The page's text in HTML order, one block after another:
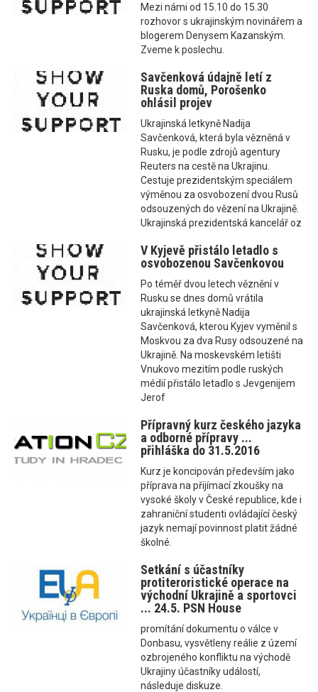
Mezi námi od 15.10 do 15.30
rozhovor s ukrajinským novinářem a
blogerem Denysem Kazanským.
Zveme k poslechu.
Savčenková údajně letí z
Ruska domů, Porošenko
ohlásil projev
Ukrajinská letkyně Nadija
Savčenková, která byla vězněná v
Rusku, je podle zdrojů agentury
Reuters na cestě na Ukrajinu.
Cestuje prezidentským speciálem
výměnou za osvobození dvou Rusů
odsouzených do vězení na Ukrajině.
Ukrajinská prezidentská kancelář oz
V Kyjevě přistálo letadlo s
osvobozenou Savčenkovou
Po téměř dvou letech věznění v
Rusku se dnes domů vrátila
ukrajinská letkyně Nadija
Savčenková, kterou Kyjev vyměnil s
Moskvou za dva Rusy odsouzené na
Ukrajině. Na moskevském letišti
Vnukovo mezitím podle ruských
médií přistálo letadlo s Jevgenijem
Jerof
Přípravný kurz českého jazyka
a odborné přípravy ...
přihláška do 31.5.2016
Kurz je koncipován především jako
příprava na přijímací zkoušky na
vysoké školy v České republice, kde i
zahraniční studenti ovládající český
jazyk nemají povinnost platit žádné
školné.
Setkání s účastníky
protiteroristické operace na
východní Ukrajině a sportovci
... 24.5. PSN House
promítání dokumentu o válce v
Donbasu, vysvětleny reálie z území
ozbrojeného konfliktu na východě
Ukrajiny účastníky událostí,
následuje diskuze.